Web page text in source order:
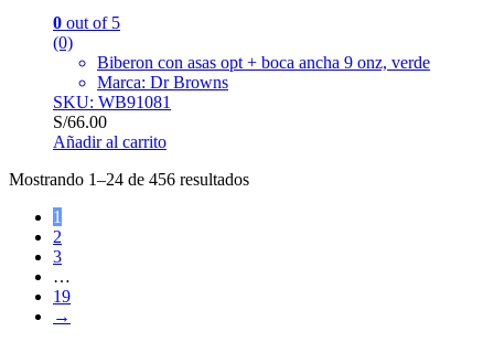
0 out of 5
(0)
Biberon con asas opt + boca ancha 9 onz, verde
Marca: Dr Browns
SKU: WB91081
S/66.00
Añadir al carrito
Mostrando 1–24 de 456 resultados
1
2
3
…
19
→